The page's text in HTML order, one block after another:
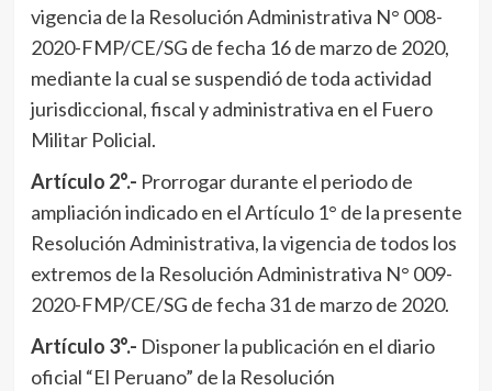
vigencia de la Resolución Administrativa N° 008-
2020-FMP/CE/SG de fecha 16 de marzo de 2020,
mediante la cual se suspendió de toda actividad
jurisdiccional, fiscal y administrativa en el Fuero
Militar Policial.
Artículo 2°.- Prorrogar durante el periodo de
ampliación indicado en el Artículo 1° de la presente
Resolución Administrativa, la vigencia de todos los
extremos de la Resolución Administrativa N° 009-
2020-FMP/CE/SG de fecha 31 de marzo de 2020.
Artículo 3°.- Disponer la publicación en el diario
oficial “El Peruano” de la Resolución